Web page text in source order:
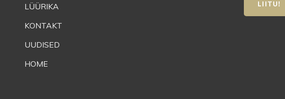
LÜÜRIKA
KONTAKT
UUDISED
HOME